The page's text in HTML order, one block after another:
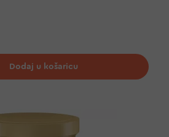
želja
Dodaj u košaricu